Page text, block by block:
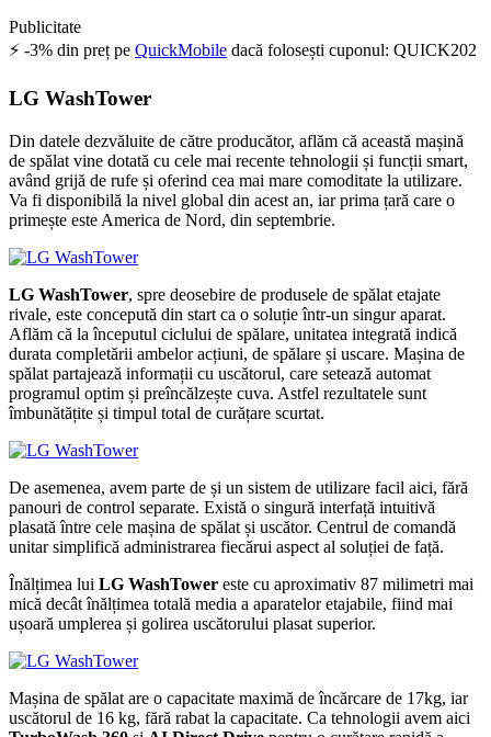
Publicitate
⚡ -3% din preț pe QuickMobile dacă folosești cuponul: QUICK202
LG WashTower
Din datele dezvăluite de către producător, aflăm că această mașină
de spălat vine dotată cu cele mai recente tehnologii și funcții smart,
având grijă de rufe și oferind cea mai mare comoditate la utilizare.
Va fi disponibilă la nivel global din acest an, iar prima țară care o
primește este America de Nord, din septembrie.
LG WashTower, spre deosebire de produsele de spălat etajate
rivale, este concepută din start ca o soluție într-un singur aparat.
Aflăm că la începutul ciclului de spălare, unitatea integrată indică
durata completării ambelor acțiuni, de spălare și uscare. Mașina de
spălat partajează informații cu uscătorul, care setează automat
programul optim și preîncălzește cuva. Astfel rezultatele sunt
îmbunătățite și timpul total de curățare scurtat.
De asemenea, avem parte de și un sistem de utilizare facil aici, fără
panouri de control separate. Există o singură interfață intuitivă
plasată între cele mașina de spălat și uscător. Centrul de comandă
unitar simplifică administrarea fiecărui aspect al soluției de față.
Înălțimea lui LG WashTower este cu aproximativ 87 milimetri mai
mică decât înălțimea totală media a aparatelor etajabile, fiind mai
ușoară umplerea și golirea uscătorului plasat superior.
Mașina de spălat are o capacitate maximă de încărcare de 17kg, iar
uscătorul de 16 kg, fără rabat la capacitate. Ca tehnologii avem aici